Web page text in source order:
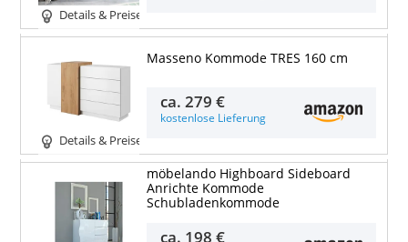
Details & Preise
Details & Preise
Masseno Kommode TRES 160 cm
ca.279 €
kostenlose Lieferung
möbelando Highboard Sideboard
Anrichte Kommode
Schubladenkommode
ca. 198 €